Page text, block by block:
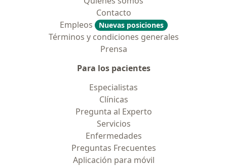
Contacto
Empleos
Nuevas posiciones
Términos y condiciones generales
Prensa
Para los pacientes
Especialistas
Clínicas
Pregunta al Experto
Servicios
Enfermedades
Preguntas Frecuentes
Aplicación para móvil